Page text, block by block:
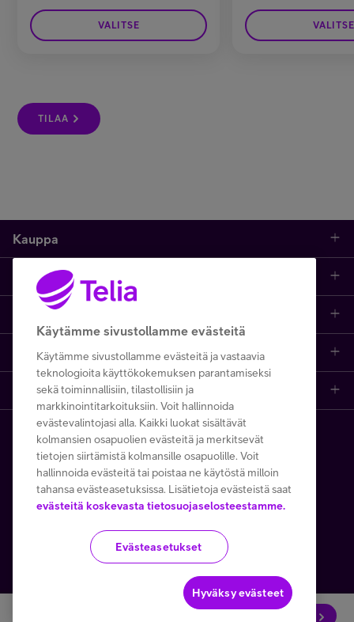
VALITSE VALITSE
TILAA
Kauppa
Puhelimet
Mobiililaajakaista
Kodin laajakaista
Prepaid-liittymät
TV ja viihde
MTV Katsomo
Ajankohtaista
iPhone 17
Samsung S26
Viaplay
TV-ohjelmat
Suoratoistopalvelut
Mikä on 5G?
Etsi apua ja ohjeita
Tilauksen peruuttaminen
Opi ja inspiroidu
Nopeustesti (speed test)
Hinnastot
Telia Helppi -tukipalvelu
Ota yhteyttä
Asiakaspalvelun yhteystiedot
Asioi kirjautuneena
Etsi Telia Kauppa
Yhteystiedot yrityksille
Minun Telia -sovellus
Telia Finland
Telia yrityksenä
Medialle
Avoimet työpaikat
Kesätyöt ja opiskelijat
Copyright Telia Company 2026 Tietosuoja ja -turva
Käyttöehdot Evästeiden käyttö
Käytämme tällä verkkosivustolla Google reCAPTCHAa
Käytämme sivustollamme evästeitä
Käytämme sivustollamme evästeitä ja vastaavia
teknologioita käyttökokemuksen parantamiseksi
sekä toiminnallisiin, tilastollisiin ja
markkinointitarkoituksiin. Voit hallinnoida
evästevalintojasi alla. Kaikki luokat sisältävät
kolmansien osapuolien evästeitä ja merkitsevät
tietojen siirtämistä kolmansille osapuolille. Voit
hallinnoida evästeitä tai poistaa ne käytöstä milloin
tahansa evästeasetuksissa. Lisätietoja evästeistä saat
evästeitä koskevasta tietosuojaselosteestamme.
Evästeasetukset
Hyväksy evästeet